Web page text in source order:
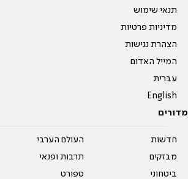
תנאי שימוש
מדיניות פרטיות
הצהרת נגישות
המייל האדום
עברית
English
מדורים
חדשות
מבזקים
ביטחוני
העולם הערבי
תרבות ופנאי
ספורט